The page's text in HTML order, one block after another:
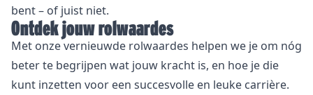
bent – of juist niet.
Ontdek jouw rolwaardes
Met onze vernieuwde rolwaardes helpen we je om nóg
beter te begrijpen wat jouw kracht is, en hoe je die
kunt inzetten voor een succesvolle en leuke carrière.